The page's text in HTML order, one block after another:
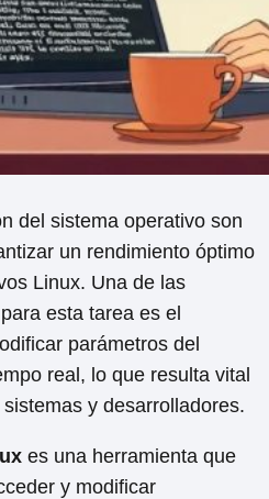
del sistema operativo son
un rendimiento óptimo
Linux. Una de las
esta tarea es el
parámetros del
real, lo que resulta vital
y desarrolladores.
es una herramienta que
y modificar